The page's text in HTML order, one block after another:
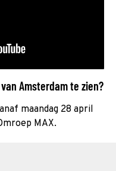
Amsterdam te zien?
maandag 28 april
MAX.